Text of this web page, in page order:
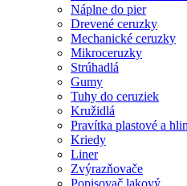
Náplne do pier
Drevené ceruzky
Mechanické ceruzky
Mikroceruzky
Strúhadlá
Gumy
Tuhy do ceruziek
Kružidlá
Pravítka plastové a
Kriedy
Liner
Zvýrazňovače
Popisovač lakový